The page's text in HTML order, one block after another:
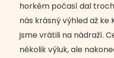
horkém počasí dal
nás krásný výhled až ke
jsme vrátili na nádraží.
několik výluk, ale